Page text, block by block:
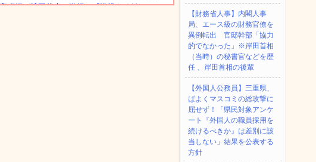
【財務省人事】内閣人事
局、エース級の財務官僚を
異例転出 官邸幹部「協力
的でなかった」※岸田首相
（当時）の秘書官などを歴
任 、岸田首相の後輩
【外国人公務員】三重県、
ぱよくマスコミの総攻撃に
屈せず！「県民対象アンケ
ート『外国人の職員採用を
続けるべきか』は差別に該
当しない」結果を公表する
方針